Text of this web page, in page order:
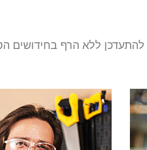
ללא הרף בחידושים